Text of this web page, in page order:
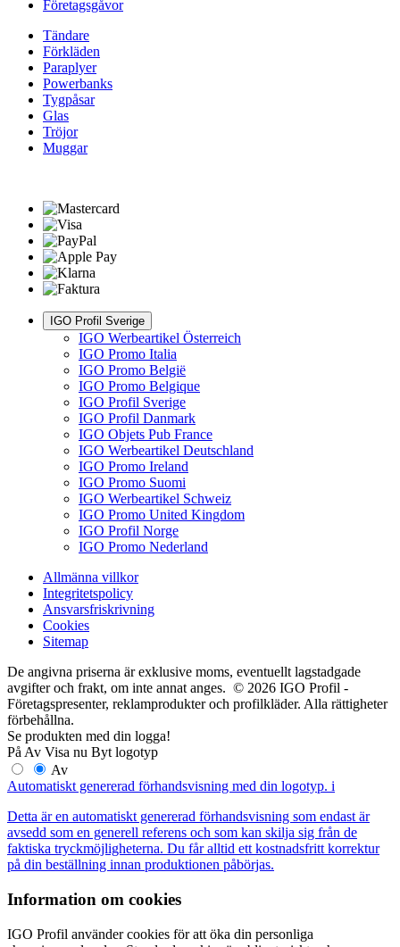
Företagsgåvor
Tändare
Förkläden
Paraplyer
Powerbanks
Tygpåsar
Glas
Tröjor
Muggar
IGO Profil Sverige
IGO Werbeartikel Österreich
IGO Promo Italia
IGO Promo België
IGO Promo Belgique
IGO Profil Sverige
IGO Profil Danmark
IGO Objets Pub France
IGO Werbeartikel Deutschland
IGO Promo Ireland
IGO Promo Suomi
IGO Werbeartikel Schweiz
IGO Promo United Kingdom
IGO Profil Norge
IGO Promo Nederland
Allmänna villkor
Integritetspolicy
Ansvarsfriskrivning
Cookies
Sitemap
De angivna priserna är exklusive moms, eventuellt lagstadgade
avgifter och frakt, om inte annat anges. © 2026 IGO Profil -
Företagspresenter, reklamprodukter och profilkläder. Alla rättigheter
förbehållna.
Se produkten med din logga!
På Av Visa nu Byt logotyp
Av
Automatiskt genererad förhandsvisning med din logotyp. i
Detta är en automatiskt genererad förhandsvisning som endast är
avsedd som en generell referens och som kan skilja sig från de
faktiska tryckmöjligheterna. Du får alltid ett kostnadsfritt korrektur
på din beställning innan produktionen påbörjas.
Information om cookies
IGO Profil använder cookies för att öka din personliga